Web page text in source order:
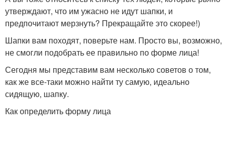
Знаменитости с
круглым типом
Широкое лицо
Шапки для круглой
утверждают, что им ужасно не идут шапки, и
предпочитают мерзнуть? Прекращайте это скорее!)
Шапки вам походят, поверьте нам. Просто вы, возможно,
не смогли подобрать ее правильно по форме лица!
Сегодня мы представим вам несколько советов о том,
как же все-таки можно найти ту самую, идеально
сидящую, шапку.
Как определить форму лица